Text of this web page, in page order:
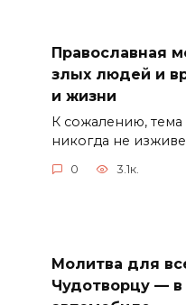
Православная
злых людей и
и жизни
К сожалению, тема
никогда не
0 3.1к.
Молитва для
Чудотворцу — в